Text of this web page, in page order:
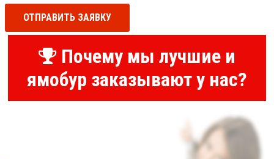
ОТПРАВИТЬ ЗАЯВКУ
Почему мы лучшие и
ямобур заказывают у нас?